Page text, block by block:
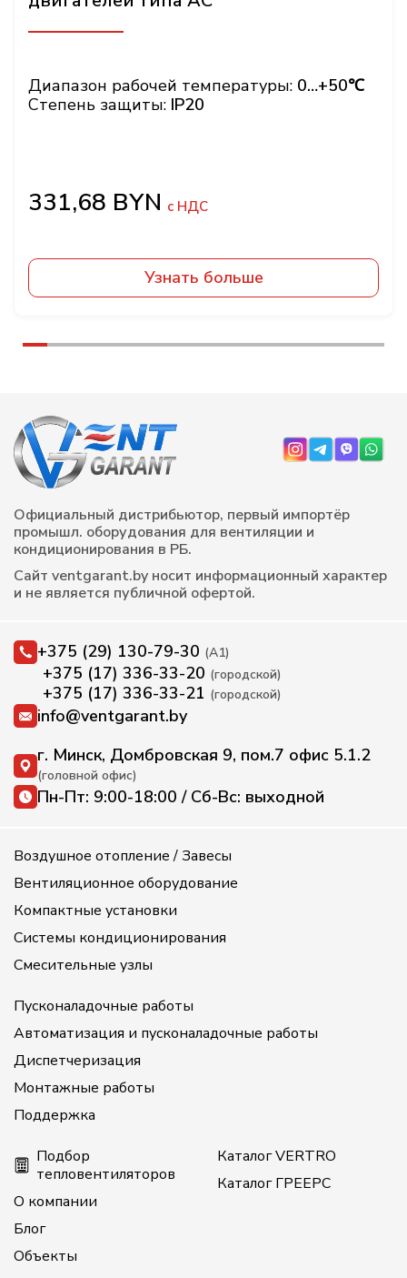
Диапазон рабочей температуры: 0…+50℃
Степень защиты: IP20
BYN
Узнать больше
Официальный дистрибьютор, первый импортёр
промышл. оборудования для вентиляции и
кондиционирования в РБ.
Сайт ventgarant.by носит информационный характер
и не является публичной офертой.
+375 (29) 130-79-30 (А1)
+375 (17) 336-33-20 (городской)
+375 (17) 336-33-21 (городской)
info@ventgarant.by
г. Минск, Домбровская 9, пом.7 офис 5.1.2
(головной офис)
Пн-Пт: 9:00-18:00 / Сб-Вс: выходной
Воздушное отопление / Завесы
Вентиляционное оборудование
Компактные установки
Системы кондиционирования
Смесительные узлы
Пусконаладочные работы
Автоматизация и пусконаладочные работы
Диспетчеризация
Монтажные работы
Поддержка
Подбор
тепловентиляторов
О компании
Блог
Объекты
Каталог VERTRO
Каталог ГРЕЕРС